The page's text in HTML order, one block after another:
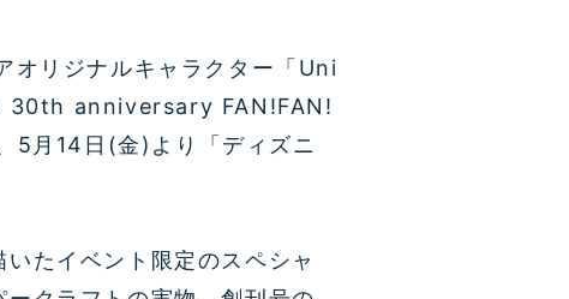
オリジナルキャラクター「Uni
30th anniversary FAN!FAN!
5月14日(金)より「ディズニ
たイベント限定のスペシャ